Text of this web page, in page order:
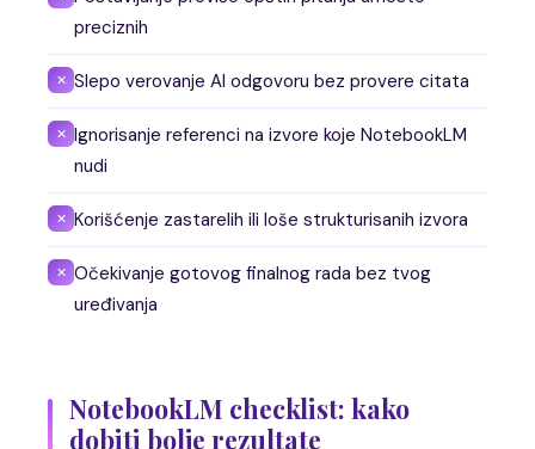
preciznih
✕ Slepo verovanje AI odgovoru bez provere citata
✕ Ignorisanje referenci na izvore koje NotebookLM
nudi
✕ Korišćenje zastarelih ili loše strukturisanih izvora
✕ Očekivanje gotovog finalnog rada bez tvog
uređivanja
NotebookLM checklist: kako
dobiti bolje rezultate